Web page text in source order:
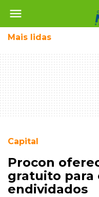
menu
Mais lidas
Capital
Procon
gratuito para
endividados